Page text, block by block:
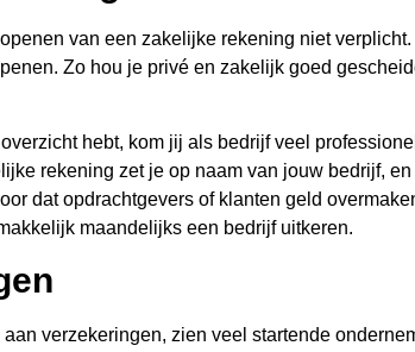
van een zakelijke rekening niet
Zo hou je privé en zakelijk goed
hebt, kom jij als bedrijf veel
rekening zet je op naam van jouw bedrijf,
dat opdrachtgevers of klanten geld
maandelijks een bedrijf uitkeren.
verzekeringen, zien veel startende